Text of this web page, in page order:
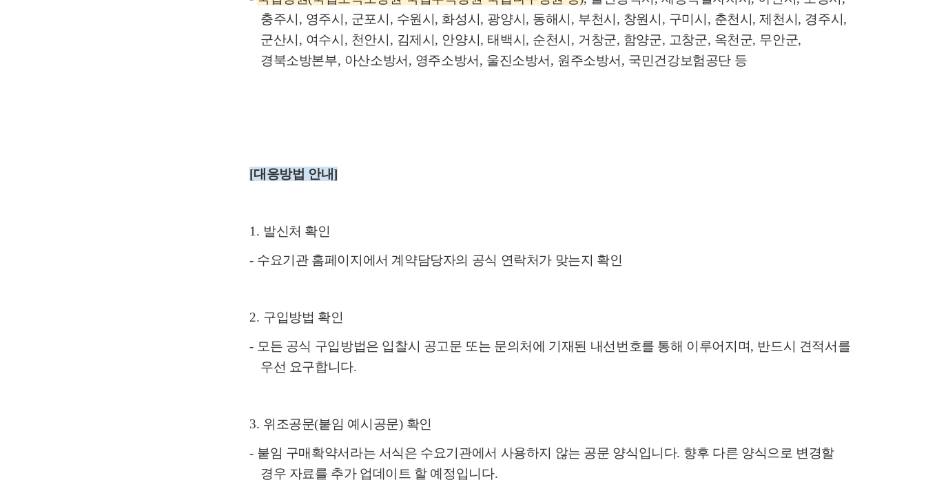
충주시 , 영주시 , 군포시 , 수원시 , 화성시 , 광양시 , 동해시 , 부천시 , 창원시 , 구미시 , 춘천시 ,제천시 , 경주시 ,
군산시 , 여수시 , 천안시 , 김제시 , 안양시 , 태백시 , 순천시 , 거창군, 함양군, 고창군, 옥천군, 무안군,
경북소방본부, 아산소방서 , 영주소방서 , 울진소방서 , 원주소방서 , 국민건강보험공단 등
[대응방법 안내]
1. 발신처 확인
- 수요기관 홈페이지에서 계약담당자의 공식 연락처가 맞는지 확인
2. 구입방법 확인
- 모든 공식 구입방법은 입찰시 공고문 또는 문의처에 기재된 내선번호를 통해 이루어지며, 반드시 견적서를
우선 요구합니다.
3. 위조공문(붙임 예시공문) 확인
- 붙임 구매확약서라는 서식은 수요기관에서 사용하지 않는 공문 양식입니다. 향후 다른 양식으로 변경할
경우 자료를 추가 업데이트 할 예정입니다.